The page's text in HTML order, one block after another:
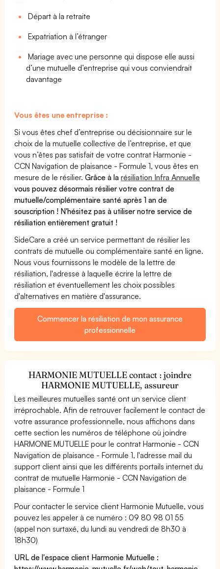
Départ à la retraite
Expatriation à l’étranger
Mariage avec une personne qui dispose elle aussi
d’une mutuelle d’entreprise qui vous conviendrait
davantage
Vous êtes une entreprise :
Si vous êtes chef d’entreprise ou décisionnaire sur le
choix de la mutuelle collective de l’entreprise, et que
vous n’êtes pas satisfait de votre contrat Harmonie -
CCN Navigation de plaisance - Formule 1, vous êtes en
mesure de le résilier.Grâce à larésiliation Infra Annuelle
vous pouvez désormais résilier votre contrat de
mutuelle/complémentaire santé après 1 an de
souscription ! N'hésitez pas à utiliser notre service de
résiliation entièrement gratuit !
SideCare a créé un service permettant de résilier les
contrats de mutuelle ou complémentaire santé en ligne.
Nous vous fournissons le modèle de la lettre de
résiliation, l'adresse à laquelle écrire la lettre de
résiliation et éventuellement les choix possibles
d'alternatives en matière d'assurance.
Commencer la résiliation de mon assurance
professionnelle
HARMONIE MUTUELLE contact : joindre
HARMONIE MUTUELLE, assureur
Les meilleures mutuelles santé ont un service client
irréprochable. Afin de retrouver facilement le contact de
votre assurance professionnelle, nous affichons dans
cette section les numéros de téléphone où joindre
HARMONIE MUTUELLE pour le contrat Harmonie - CCN
Navigation de plaisance - Formule 1, l'adresse mail du
support client ainsi que les différents portails internet du
contrat de mutuelle Harmonie - CCN Navigation de
plaisance - Formule 1
Pour contacter le service client Harmonie Mutuelle, vous
pouvez les appeler à ce numéro : 09 80 98 01 55
(appel non surtaxé, du lundi au vendredi de 8h30 à
18h30)
URL de l'espace client Harmonie Mutuelle :